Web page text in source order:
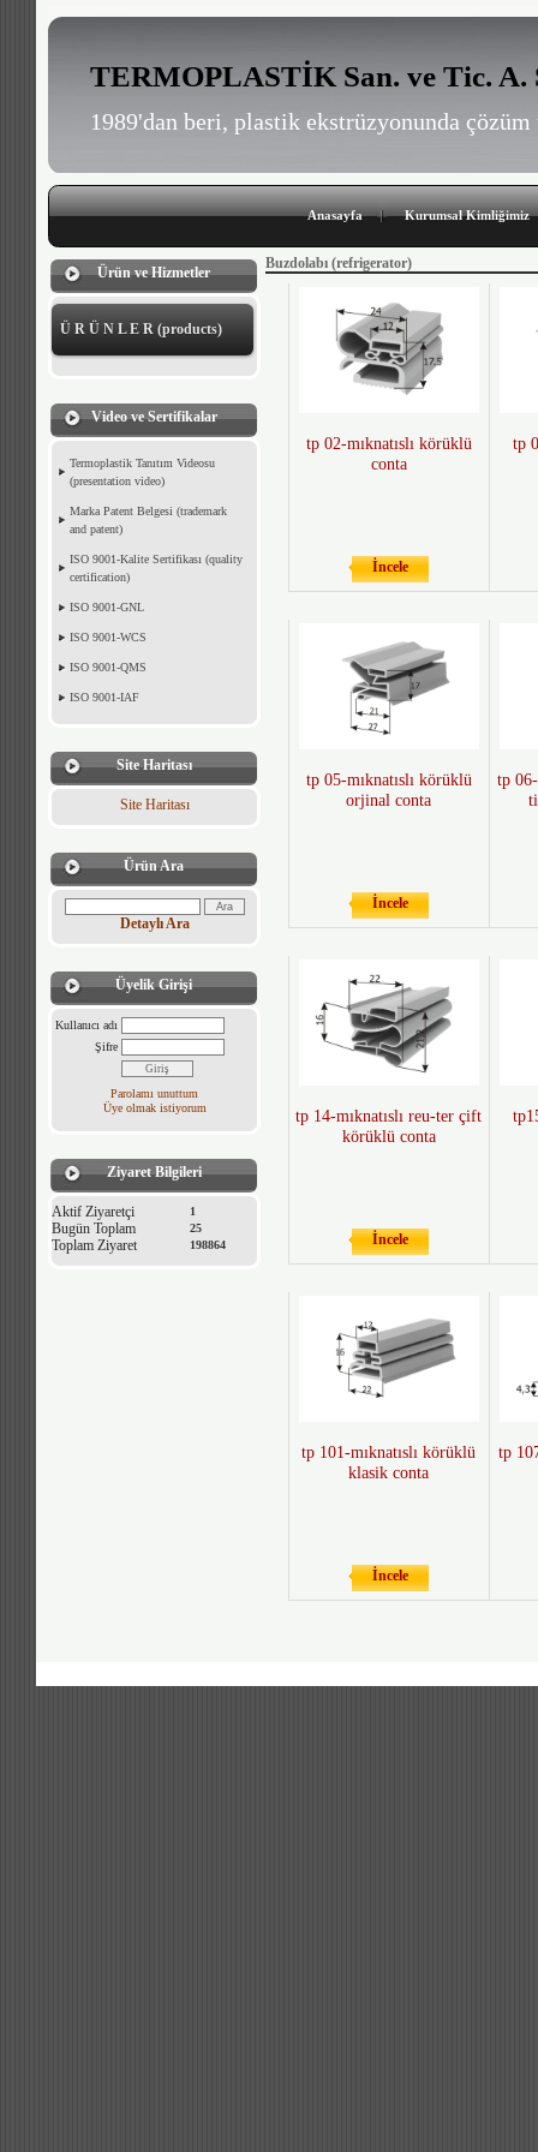
TERMOPLASTİK San. ve Tic. A.
1989'dan beri, plastik ekstrüzyonunda
Anasayfa Kurumsal Kimliğimiz
Ürün ve Hizmetler
Ü R Ü N L E R (products)
Video ve Sertifikalar
Termoplastik Tanıtım Videosu
(presentation video)
Marka Patent Belgesi (trademark
and patent)
ISO 9001-Kalite Sertifikası (quality
certification)
ISO 9001-GNL
ISO 9001-WCS
ISO 9001-QMS
ISO 9001-IAF
Site Haritası
Site Haritası
Ürün Ara
Detaylı Ara
Üyelik Girişi
Kullanıcı adı
Şifre
Parolamı unuttum
Üye olmak istiyorum
Ziyaret Bilgileri
Aktif Ziyaretçi 1
Bugün Toplam 25
Toplam Ziyaret 198864
Buzdolabı (refrigerator)
tp 02-mıknatıslı körüklü
conta
İncele
tp
tp 05-mıknatıslı körüklü
orjinal conta
İncele
tp 06-
tp 14-mıknatıslı reu-ter çift
körüklü conta
İncele
tp 101-mıknatıslı körüklü
klasik conta
İncele
tp